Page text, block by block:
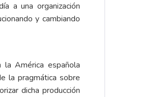
a una organización
y cambiando
América española
la pragmática sobre
dicha producción